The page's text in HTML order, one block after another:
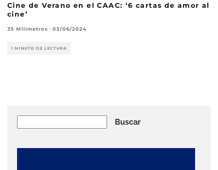
Cine de Verano en el CAAC: ‘6 cartas de amor al
cine’
35 Milímetros · 03/06/2024
1 MINUTO DE LECTURA
Buscar